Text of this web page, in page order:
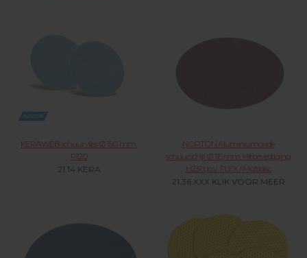
KERAWEB schuurvlies Ø 150 mm.
P120
21.14.KERA
NORTON Aluminiumoxide
schuurschijf Ø 115 mm. klitbevestiging
H231 t.b.v. FLEX / Multidisc
21.36.XXX KLIK VOOR MEER